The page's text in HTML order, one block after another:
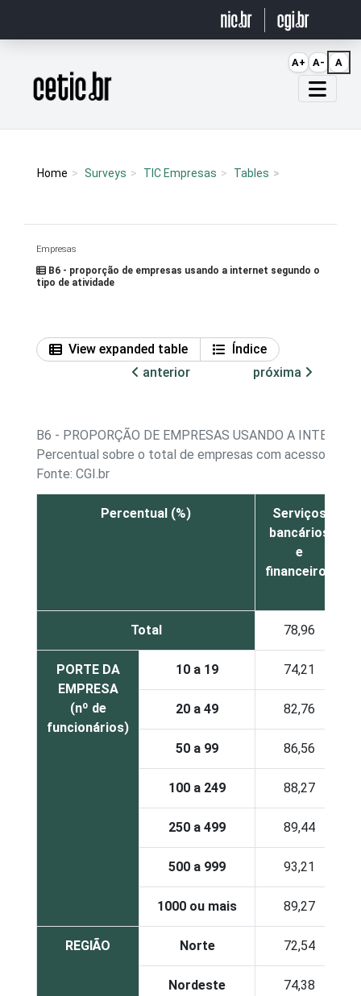
Página inicial
Home Surveys TIC Empresas Tables
Empresas
B6 - proporção de empresas usando a internet segundo o
tipo de atividade
View expanded table
Índice
anterior
próxima
B6 - PROPORÇÃO DE EMPRESAS USANDO A
Percentual sobre o total de empresas com acesso à
Fonte: CGI.br
Percentual (%)
Serviços
bancários
e
financeiros
Total 78,96
PORTE DA
EMPRESA
(nº de
funcionários)
10 a 19 74,21
20 a 49 82,76
50 a 99 86,56
100 a 249 88,27
250 a 499 89,44
500 a 999 93,21
1000 ou mais 89,27
REGIÃO Norte 72,54
Nordeste 74,38
A+ A- A